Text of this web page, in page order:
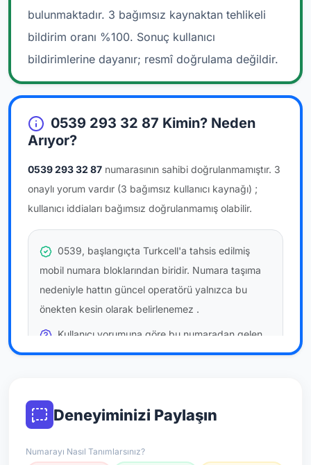
bulunmaktadır. 3 bağımsız kaynaktan tehlikeli
bildirim oranı %100. Sonuç kullanıcı
bildirimlerine dayanır; resmî doğrulama değildir.
0539 293 32 87 Kimin? Neden
Arıyor?
0539 293 32 87 numarasının sahibi doğrulanmamıştır. 3
onaylı yorum vardır (3 bağımsız kullanıcı kaynağı) ;
kullanıcı iddiaları bağımsız doğrulanmamış olabilir.
0539, başlangıçta Turkcell'a tahsis edilmiş
mobil numara bloklarından biridir. Numara taşıma
nedeniyle hattın güncel operatörü yalnızca bu
önekten kesin olarak belirlenemez .
Kullanıcı yorumuna göre bu numaradan gelen
çağrılaratemkinli yaklaşmanızönerilir; bu bir site
resmi doğrulama niteliği taşımaz.
*Not: Değerlendirmeler onaylı kullanıcı yorumlarına göre
Deneyiminizi Paylaşın
Numarayı Nasıl Tanımlarsınız?